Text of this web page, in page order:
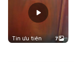
Tin ưu tiên 7